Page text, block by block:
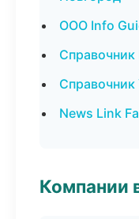
ООО Info
News Link
Компании